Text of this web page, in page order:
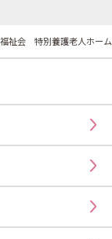
祉会 特別養護老人ホー